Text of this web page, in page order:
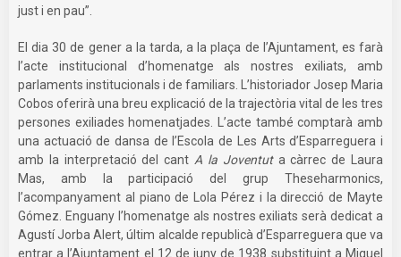
just i en pau”.
El dia 30 de gener a la tarda, a la plaça de l’Ajuntament, es farà
l’acte institucional d’homenatge als nostres exiliats, amb
parlaments institucionals i de familiars. L’historiador Josep Maria
Cobos oferirà una breu explicació de la trajectòria vital de les tres
persones exiliades homenatjades. L’acte també comptarà amb
una actuació de dansa de l’Escola de Les Arts d’Esparreguera i
amb la interpretació del cant A la Joventuta càrrec de Laura
Mas, amb la participació del grup Theseharmonics,
l’acompanyament al piano de Lola Pérez i la direcció de Mayte
Gómez. Enguany l’homenatge als nostres exiliats serà dedicat a
Agustí Jorba Alert, últim alcalde republicà d’Esparreguera que va
entrar a l’Ajuntament el 12 de juny de 1938 substituint a Miquel